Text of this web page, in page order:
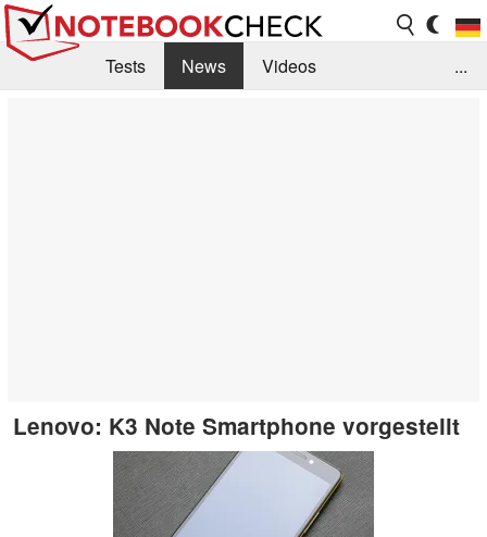
Tests News
Videos
...
Lenovo: K3 Note Smartphone vorgestellt